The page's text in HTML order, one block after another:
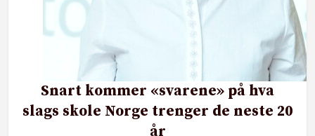
Snart kommer «svarene» på hva
slags skole Norge trenger de neste 20
år